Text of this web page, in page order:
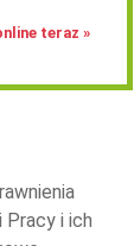
teraz »
i ich